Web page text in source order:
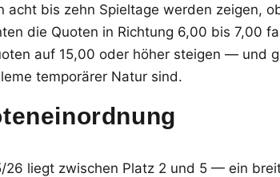
bis zehn Spieltage werden zeigen,
die Quoten in Richtung 6,00 bis 7,00
auf 15,00 oder höher steigen — und
temporärer Natur sind.
26 liegt zwischen Platz 2 und 5 — ein